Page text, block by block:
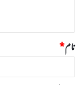
نام*